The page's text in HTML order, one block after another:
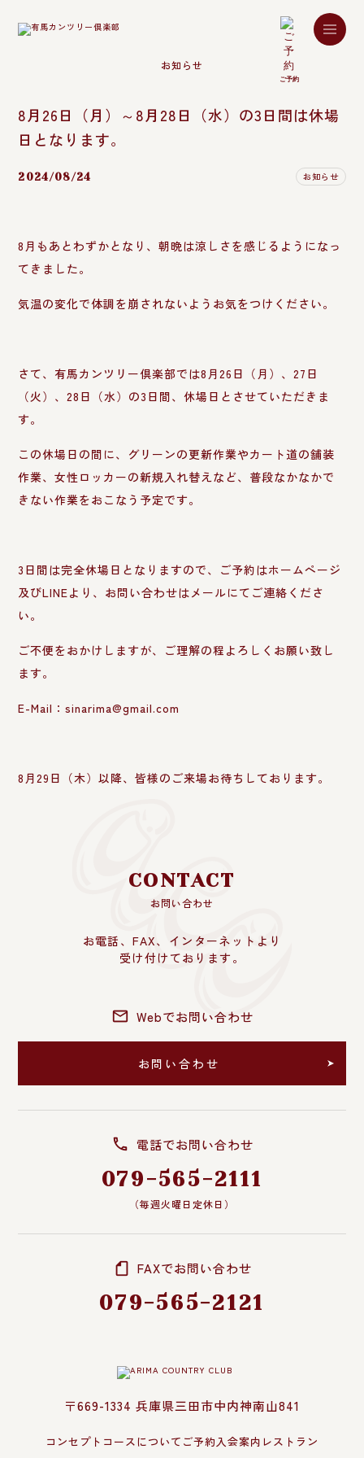
ご予約
お知らせ
8月26日（月）～8月28日（水）の3日間は休場
日となります。
2024/08/24 お知らせ
8月もあとわずかとなり、朝晩は涼しさを感じるようになっ
てきました。
気温の変化で体調を崩されないようお気をつけください。
さて、有馬カンツリー倶楽部では8月26日（月）、27日
（火）、28日（水）の3日間、休場日とさせていただきま
す。
この休場日の間に、グリーンの更新作業やカート道の舗装
作業、女性ロッカーの新規入れ替えなど、普段なかなかで
きない作業をおこなう予定です。
3日間は完全休場日となりますので、ご予約はホームページ
及びLINEより、お問い合わせはメールにてご連絡くださ
い。
ご不便をおかけしますが、ご理解の程よろしくお願い致し
ます。
E-Mail：sinarima@gmail.com
8月29日（木）以降、皆様のご来場お待ちしております。
CONTACT
お問い合わせ
お電話、FAX、インターネットより
受け付けております。
Webでお問い合わせ
お問い合わせ
電話でお問い合わせ
079-565-2111
（毎週火曜日定休日）
FAXでお問い合わせ
079-565-2121
〒669-1334 兵庫県三田市中内神南山841
コンセプト コースについて ご予約入会案内 レストラン